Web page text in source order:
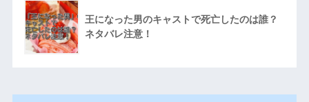
王になった男のキャストで死亡したのは誰？
ネタバレ注意！